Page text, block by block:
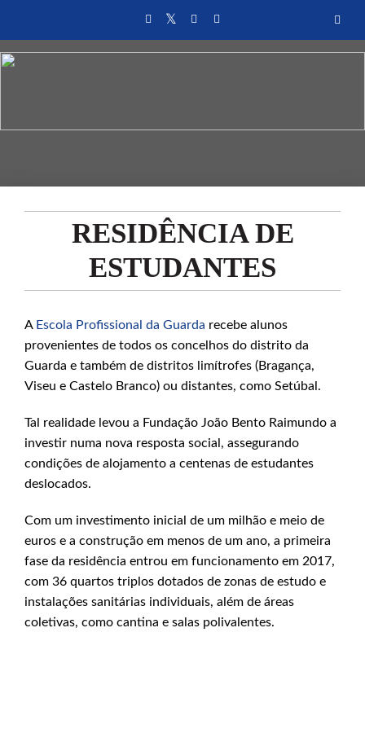
RESIDÊNCIA DE
ESTUDANTES
A Escola Profissional da Guarda recebe alunos
provenientes de todos os concelhos do distrito da
Guarda e também de distritos limítrofes (Bragança,
Viseu e Castelo Branco) ou distantes, como Setúbal.
Tal realidade levou a Fundação João Bento Raimundo a
investir numa nova resposta social, assegurando
condições de alojamento a centenas de estudantes
deslocados.
Com um investimento inicial de um milhão e meio de
euros e a construção em menos de um ano, a primeira
fase da residência entrou em funcionamento em 2017,
com 36 quartos triplos dotados de zonas de estudo e
instalações sanitárias individuais, além de áreas
coletivas, como cantina e salas polivalentes.